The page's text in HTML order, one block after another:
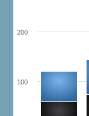
100
200